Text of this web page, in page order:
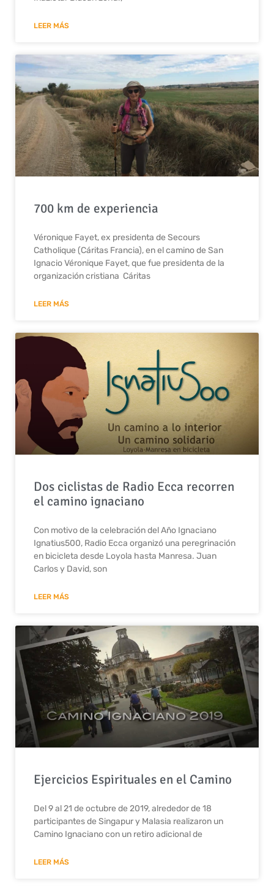
LEER MÁS
700 km de experiencia
Véronique Fayet, ex presidenta de Secours
Catholique (Cáritas Francia), en el camino de San
Ignacio Véronique Fayet, que fue presidenta de la
organización cristiana Cáritas
LEER MÁS
Dos ciclistas de Radio Ecca recorren
el camino ignaciano
Con motivo de la celebración del Año Ignaciano
Ignatius500, Radio Ecca organizó una peregrinación
en bicicleta desde Loyola hasta Manresa. Juan
Carlos y David, son
LEER MÁS
Ejercicios Espirituales en el Camino
Del 9 al 21 de octubre de 2019, alrededor de 18
participantes de Singapur y Malasia realizaron un
Camino Ignaciano con un retiro adicional de
LEER MÁS